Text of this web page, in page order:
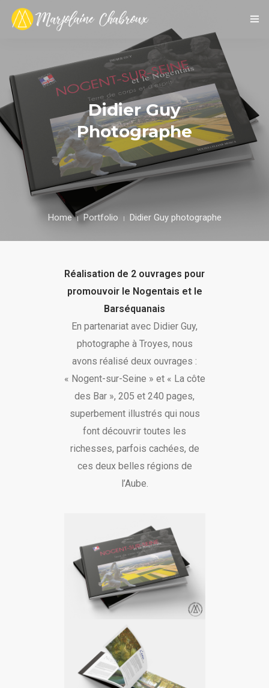
PORTFOLIO
A PROPOS
Didier Guy
Photographe
Home Portfolio Didier Guy photographe
Réalisation de 2 ouvrages pour
promouvoir le Nogentais et le
Barséquanais
En partenariat avec Didier Guy,
photographe à Troyes, nous
avons réalisé deux ouvrages :
« Nogent-sur-Seine » et « La côte
des Bar », 205 et 240 pages,
superbement illustrés qui nous
font découvrir toutes les
richesses, parfois cachées, de
ces deux belles régions de
l’Aube.